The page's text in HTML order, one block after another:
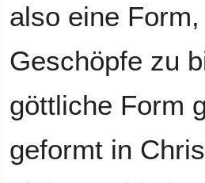
also eine
Geschöpfe zu
göttliche Form
geformt in